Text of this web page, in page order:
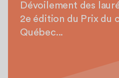
Dévoilement des
2e édition du Prix du
Québec...